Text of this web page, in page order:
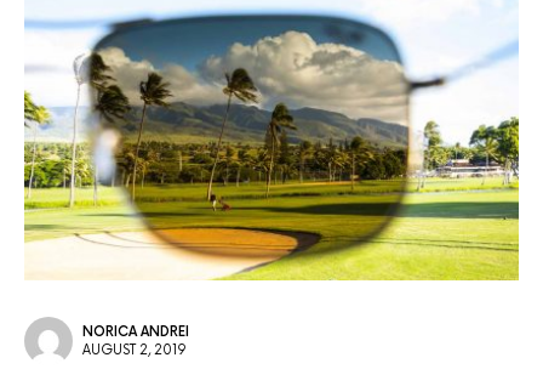
NORICA ANDREI
AUGUST 2, 2019